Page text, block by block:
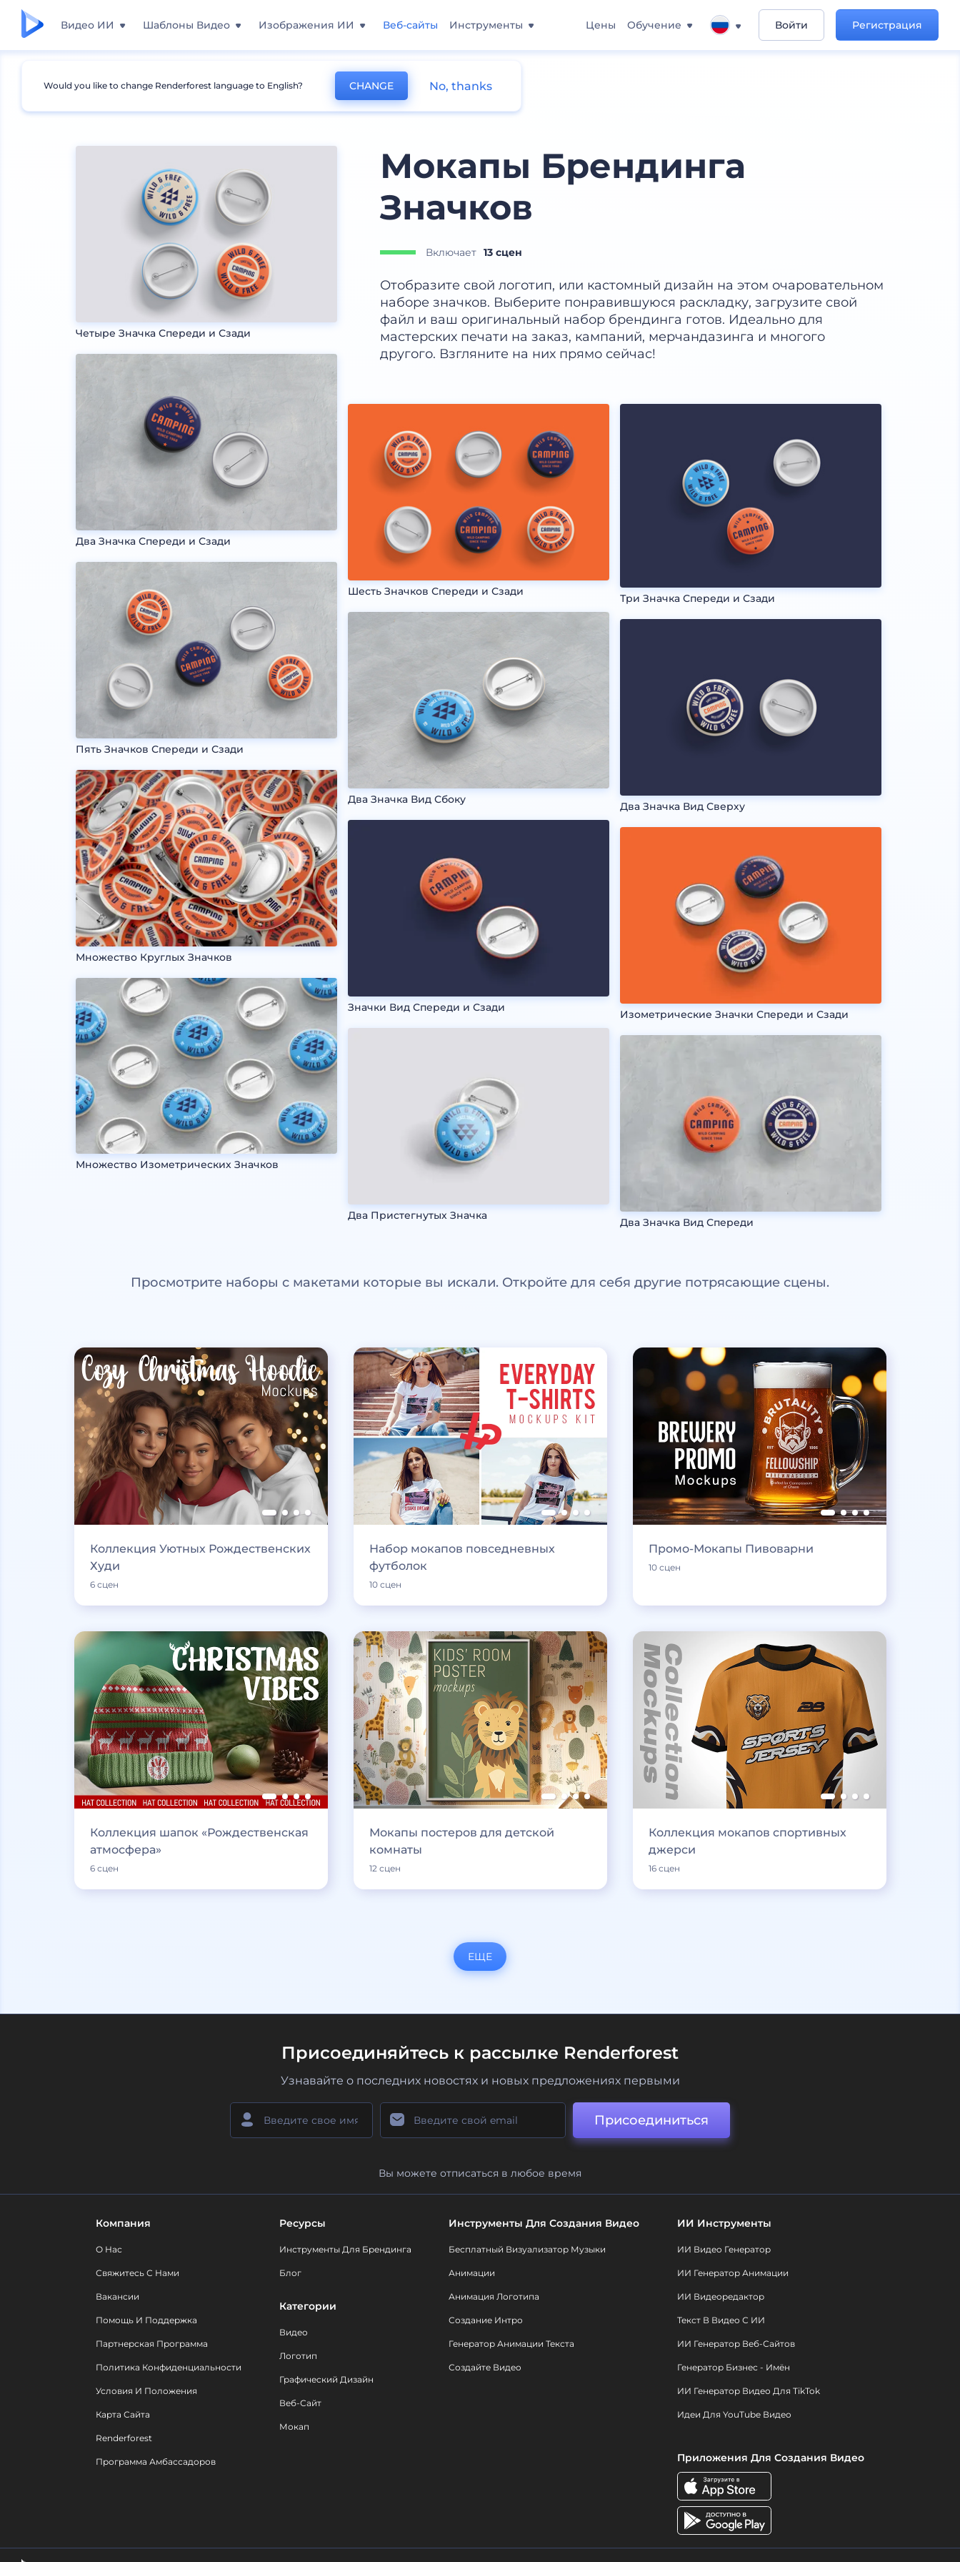
Видео ИИ Шаблоны Видео Изображения ИИ Веб-сайты Инструменты Цены Обучение Войти Регистрация
Мокапы Брендинг Мокапы печатей
Четыре Значка Спереди и Сзади
Два Значка Спереди и Сзади
Пять Значков Спереди и Сзади
Множество Круглых Значков
Множество Изометрических Значков
Мокапы Брендинга
Значков
Включает 13 сцен
Отобразите свой логотип, или кастомный дизайн на этом очаровательном
наборе значков. Выберите понравившуюся раскладку, загрузите свой
файл и ваш оригинальный набор брендинга готов. Идеально для
мастерских печати на заказ, кампаний, мерчандазинга и многого
другого. Взгляните на них прямо сейчас!
Шесть Значков Спереди и Сзади
Два Значка Вид Сбоку
Значки Вид Спереди и Сзади
Два Пристегнутых Значка
Три Значка Спереди и Сзади
Два Значка Вид Сверху
Изометрические Значки Спереди и Сзади
Два Значка Вид Спереди
Просмотрите наборы с макетами которые вы искали. Откройте для себя другие потрясающие сцены.
Коллекция Уютных Рождественских
Худи
6 сцен
Набор мокапов повседневных
футболок
10 сцен
Промо-Мокапы Пивоварни
10 сцен
Коллекция шапок «Рождественская
атмосфера»
6 сцен
Мокапы постеров для детской
комнаты
12 сцен
Коллекция мокапов спортивных
джерси
16 сцен
ЕЩЕ
Присоединяйтесь к рассылке Renderforest
Узнавайте о последних новостях и новых предложениях первыми
Присоединиться
Вы можете отписаться в любое время
Компания
О Нас
Свяжитесь С Нами
Вакансии
Помощь И Поддержка
Партнерская Программа
Политика Конфиденциальности
Условия И Положения
Карта Сайта
Renderforest
Программа Амбассадоров
Ресурсы
Инструменты Для Брендинга
Блог
Категории
Видео
Логотип
Графический Дизайн
Веб-Сайт
Мокап
Инструменты Для Создания Видео
Бесплатный Визуализатор Музыки
Анимации
Анимация Логотипа
Создание Интро
Генератор Анимации Текста
Создайте Видео
ИИ Инструменты
ИИ Видео Генератор
ИИ Генератор Анимации
ИИ Видеоредактор
Текст В Видео С ИИ
ИИ Генератор Веб-Сайтов
Генератор Бизнес - Имён
ИИ Генератор Видео Для TikTok
Идеи Для YouTube Видео
Приложения Для Создания Видео
Would you like to change Renderforest language to English? CHANGE No, thanks